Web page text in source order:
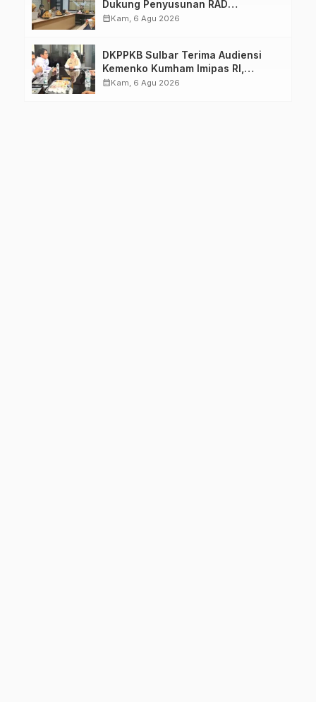
Dukung Penyusunan RAD
TPB/SDGs Sulawesi Barat
calendar_monthKam, 6 Agu 2026
DKPPKB Sulbar Terima Audiensi
Kemenko Kumham Imipas RI,
Perkuat Pelayanan Kesehatan bagi
calendar_monthKam, 6 Agu 2026